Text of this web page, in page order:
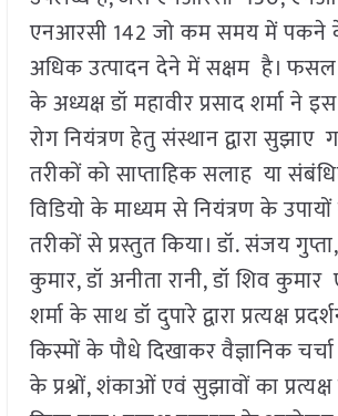
एनआरसी 142 जो कम समय में पकने
अधिक उत्पादन देने में सक्षम है। फसल
के अध्यक्ष डॉ महावीर प्रसाद शर्मा ने
रोग नियंत्रण हेतु संस्थान द्वारा सुझाए
तरीकों को साप्ताहिक सलाह या
विडियो के माध्यम से नियंत्रण के उपायों
तरीकों से प्रस्तुत किया। डॉ. संजय
कुमार, डॉ अनीता रानी, डॉ शिव कुमार
शर्मा के साथ डॉ दुपारे द्वारा प्रत्यक्ष
किस्मों के पौधे दिखाकर वैज्ञानिक
के प्रश्नों, शंकाओं एवं सुझावों का